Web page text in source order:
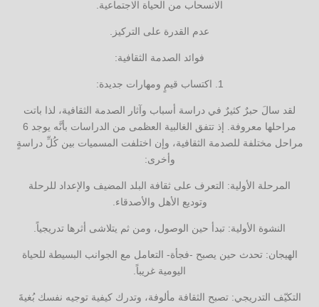
الانسحاب من الحياة الاجتماعية.
عدم القدرة على التركيز.
فوائد الصدمة الثقافية:
1. اكتساب قيمٍ ومهارات جديدة:
لقد سالَ حبرٌ كثيرٌ في دراسة أسباب وآثار الصدمة الثقافية، لذا باتت
مراحلها معروفة. إذ تتفق الغالبية العظمى من الدراسات بأنَّه يوجد 6
مراحل مختلفة للصدمة الثقافية، وإن اختلفت المسميات بين كُلِّ دراسةٍ
وأخرى:
المرحلة الأولية: التعرف على ثقافة البلد المضيف والإعداد للرحلة
وتوديع الأهل والأصدقاء.
النشوة الأولية: تبدأ حين الوصول، ومن ثم يتلاشى أثرها تدريجياً.
الهيجان: تحدث حين يصبح -فجأة- التعامل مع الجوانب البسيطة للحياة
اليومية غريباً.
التكيّف التدريجي: تصبح الثقافة مألوفة، وتدرك كيفية توجيه نفسك بُغيةَ